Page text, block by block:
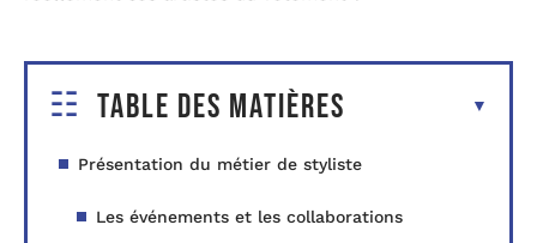
Table des matières
Présentation du métier de styliste
Les événements et les collaborations